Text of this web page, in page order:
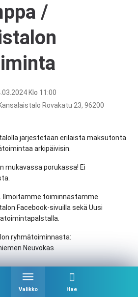
Valikko Hae
/
Klo 11:00
Rovakatu 23, 96200
järjestetään erilaista maksutonta
arkipäivisin.
mukavassa porukassa! Ei
Ilmoitamme toiminnastamme
Facebook-sivuilla sekä Uusi
ryhmätoiminnasta:
Neuvokas